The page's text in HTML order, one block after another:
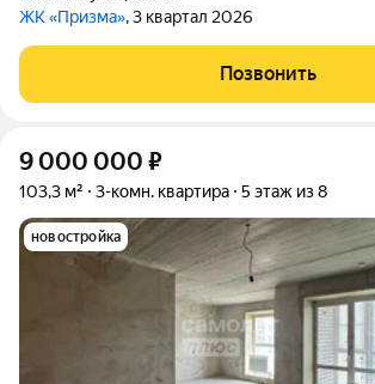
ЖК «Призма», 3 квартал 2026
Позвонить
9 000 000 ₽
103,3 м² 3-комн. квартира 5 этаж из 8
новостройка